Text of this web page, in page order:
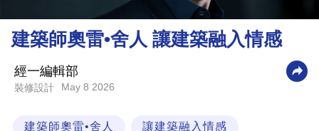
理
財
業
建築師奧雷•舍人 讓建築融入情感
經一編輯部
裝修設計 May 8 2026
建築師奧雷•舍人 讓建築融入情感